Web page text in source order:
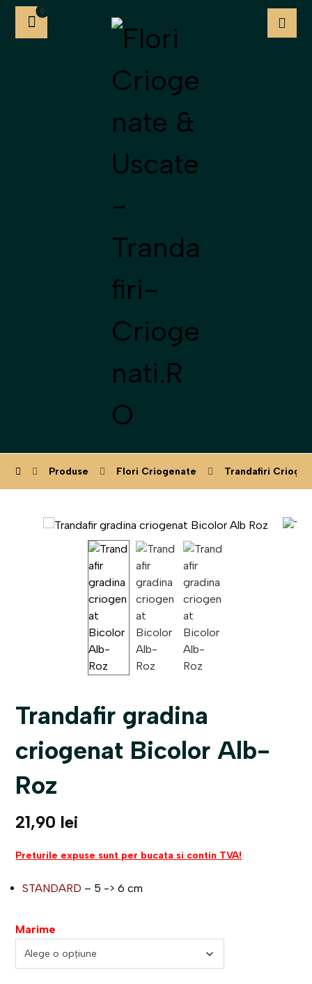
Produse Flori Criogenate Trandafiri
Trandafir gradina
criogenat Bicolor Alb-
Roz
21,90 lei
Preturile expuse sunt per bucata si contin TVA!
STANDARD – 5 -> 6 cm
Marime